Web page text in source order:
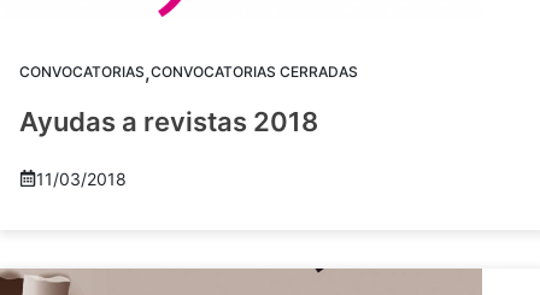
CONVOCATORIAS,CONVOCATORIAS CERRADAS
Ayudas a revistas 2018
11/03/2018